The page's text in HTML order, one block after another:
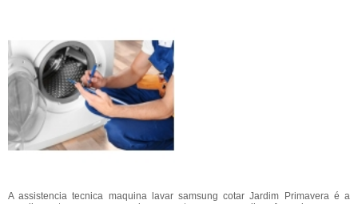
A assistencia tecnica maquina lavar samsung cotar Jardim Primavera é a